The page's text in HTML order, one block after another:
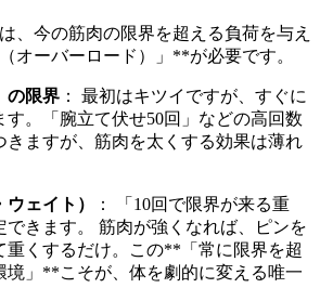
、今の筋肉の限界を超える負荷を与え
オーバーロード）」**が必要です。
の限界 ： 最初はキツイですが、すぐに
す。「腕立て伏せ50回」などの高回数
きますが、筋肉を太くする効果は薄れ
ェイト）
： 「10回で限界が来る重
できます。 筋肉が強くなれば、ピンを
重くするだけ。この**「常に限界を超
境」**こそが、体を劇的に変える唯一